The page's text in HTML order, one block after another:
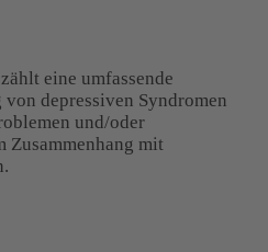
eine umfassende
depressiven Syndromen
und/oder
mit